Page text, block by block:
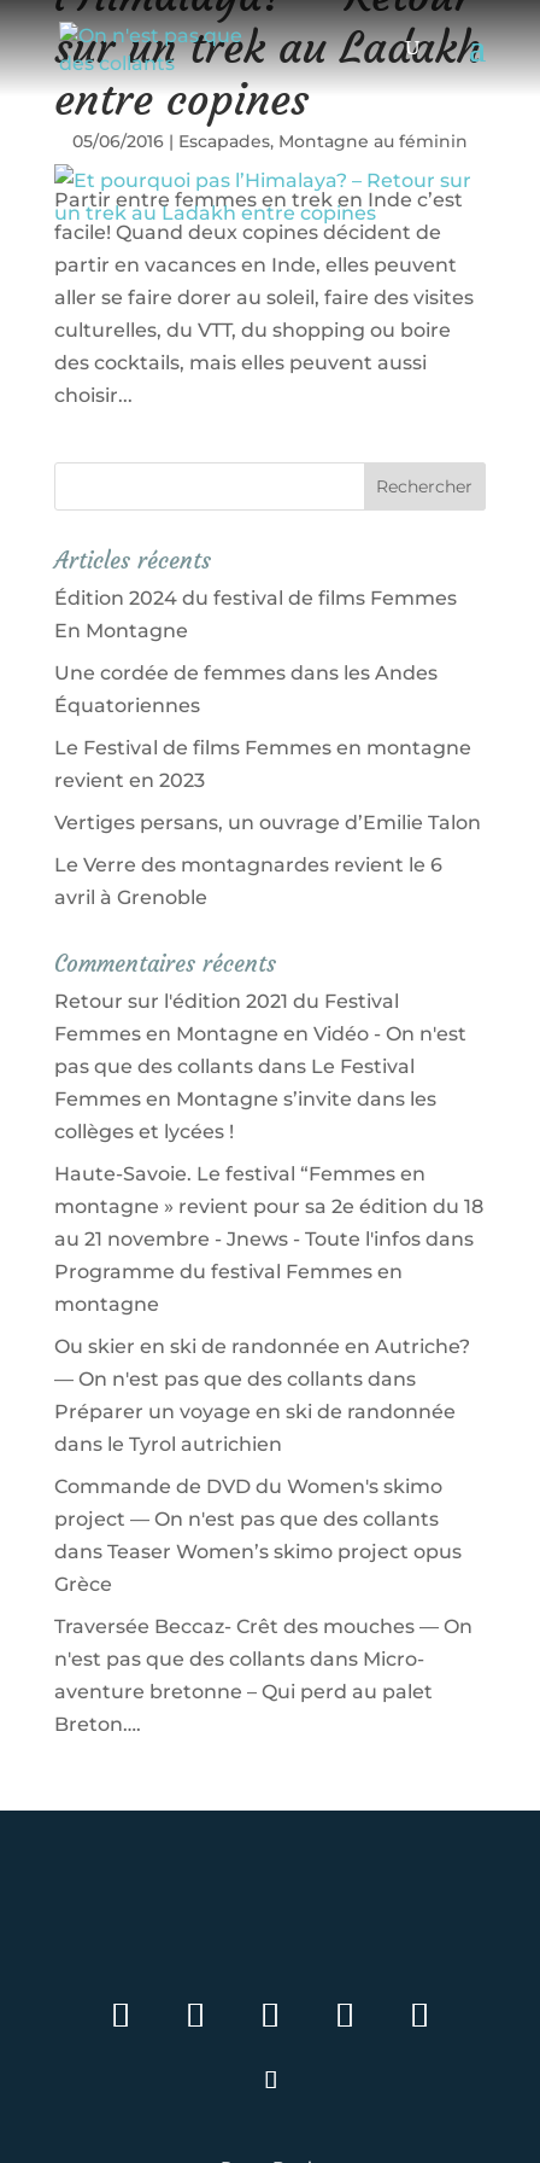
sur un trek au Ladakh
entre copines
05/06/2016| Escapades, Montagne au féminin
Partir entre femmes en trek en Inde c’est
facile! Quand deux copines décident de
partir en vacances en Inde, elles peuvent
aller se faire dorer au soleil, faire des visites
culturelles, du VTT, du shopping ou boire
des cocktails, mais elles peuvent aussi
choisir...
Articles récents
Édition 2024 du festival de films Femmes
En Montagne
Une cordée de femmes dans les Andes
Équatoriennes
Le Festival de films Femmes en montagne
revient en 2023
Vertiges persans, un ouvrage d’Emilie Talon
Le Verre des montagnardes revient le 6
avril à Grenoble
Commentaires récents
Retour sur l'édition 2021 du Festival
Femmes en Montagne en Vidéo - On n'est
pas que des collantsdans Le Festival
Femmes en Montagne s’invite dans les
collèges et lycées !
Haute-Savoie. Le festival “Femmes en
montagne » revient pour sa 2e édition du 18
au 21 novembre - Jnews - Toute l'infosdans
Programme du festival Femmes en
montagne
Ou skier en ski de randonnée en Autriche?
— On n'est pas que des collantsdans
Préparer un voyage en ski de randonnée
dans le Tyrol autrichien
Commande de DVD du Women's skimo
project — On n'est pas que des collants
dans Teaser Women’s skimo project opus
Grèce
Traversée Beccaz- Crêt des mouches — On
n'est pas que des collantsdans Micro-
aventure bretonne – Qui perd au palet
Breton….